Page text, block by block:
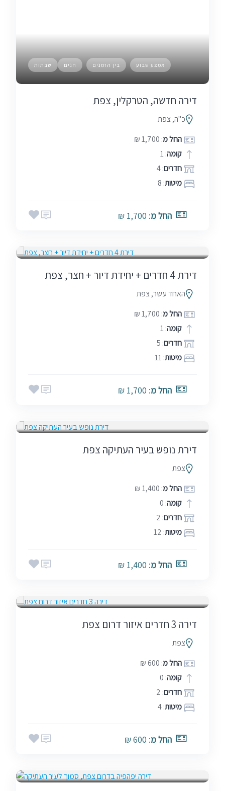
אמצע שבוע בין הזמנים חגים שבתות
דירה חדשה, הטרקלין, צפת
כ"ה, צפת
החל מ: 1,700 ₪
קומה: 1
חדרים: 4
מיטות: 8
החל מ: 1,700 ₪ אמצע שבוע בין הזמנים
דירת 4 חדרים + יחידת דיור + חצר, צפת
האחד עשר, צפת
החל מ: 1,700 ₪
קומה: 1
חדרים: 5
מיטות: 11
החל מ: 1,700 ₪
דירת נופש בעיר העתיקה צפת
צפת
החל מ: 1,400 ₪
קומה: 0
חדרים: 2
מיטות: 12
החל מ: 1,400 ₪
דירה 3 חדרים איזור דרום צפת
צפת
החל מ: 600 ₪
קומה: 0
חדרים: 2
מיטות: 4
החל מ: 600 ₪